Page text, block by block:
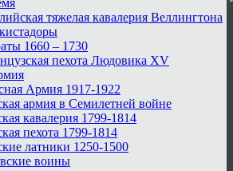
тяжелая кавалерия Веллингтона
1660 – 1730
пехота Людовика XV
Армия 1917-1922
армия в Семилетней войне
кавалерия 1799-1814
пехота 1799-1814
латники 1250-1500
воины